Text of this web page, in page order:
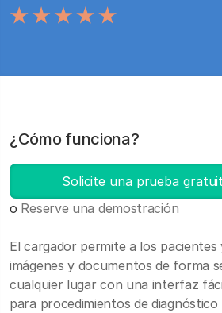
¿Cómo funciona?
Solicite una prueba
o Reserve una demostración
El cargador permite a los pacientes
imágenes y documentos de forma
cualquier lugar con una interfaz
para procedimientos de